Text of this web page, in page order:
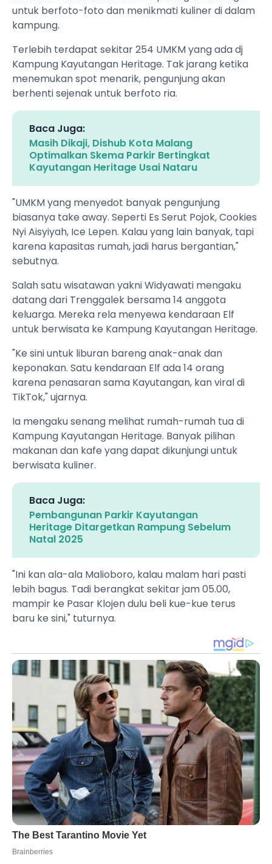
untuk berfoto-foto dan menikmati kuliner di dalam
kampung.
Terlebih terdapat sekitar 254 UMKM yang ada dj
Kampung Kayutangan Heritage. Tak jarang ketika
menemukan spot menarik, pengunjung akan
berhenti sejenak untuk berfoto ria.
Baca Juga:
Masih Dikaji, Dishub Kota Malang
Optimalkan Skema Parkir Bertingkat
Kayutangan Heritage Usai Nataru
"UMKM yang menyedot banyak pengunjung
biasanya take away. Seperti Es Serut Pojok, Cookies
Nyi Aisyiyah, Ice Lepen. Kalau yang lain banyak, tapi
karena kapasitas rumah, jadi harus bergantian,"
sebutnya.
Salah satu wisatawan yakni Widyawati mengaku
datang dari Trenggalek bersama 14 anggota
keluarga. Mereka rela menyewa kendaraan Elf
untuk berwisata ke Kampung Kayutangan Heritage.
"Ke sini untuk liburan bareng anak-anak dan
keponakan. Satu kendaraan Elf ada 14 orang
karena penasaran sama Kayutangan, kan viral di
TikTok," ujarnya.
Ia mengaku senang melihat rumah-rumah tua di
Kampung Kayutangan Heritage. Banyak pilihan
makanan dan kafe yang dapat dikunjungi untuk
berwisata kuliner.
Baca Juga:
Pembangunan Parkir Kayutangan
Heritage Ditargetkan Rampung Sebelum
Natal 2025
"Ini kan ala-ala Malioboro, kalau malam hari pasti
lebih bagus. Tadi berangkat sekitar jam 05.00,
mampir ke Pasar Klojen dulu beli kue-kue terus
baru ke sini," tuturnya.